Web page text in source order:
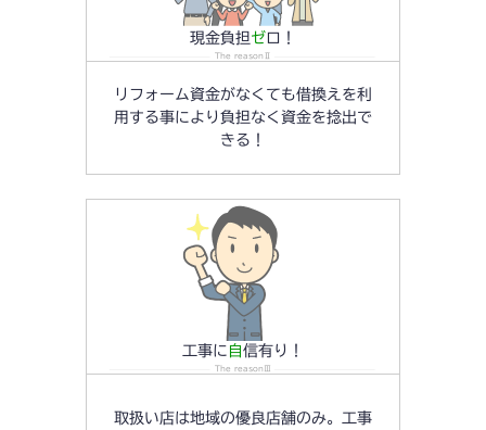
現金負担 ゼロ！
The reasonⅡ
リフォーム資金がなくても借換えを利
用する事により負担なく資金を捻出で
きる！
工事に 自信有り！
The reasonⅢ
取扱い店は地域の優良店舗のみ。工事